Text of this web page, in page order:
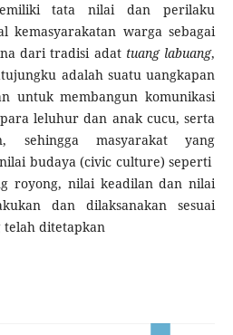
tata nilai dan perilaku
kemasyarakatan warga sebagai
dari tradisi adat tuang labuang,
adalah suatu uangkapan
untuk membangun komunikasi
leluhur dan anak cucu, serta
sehingga masyarakat yang
budaya (civic culture) seperti
royong, nilai keadilan dan nilai
dan dilaksanakan sesuai
telah ditetapkan